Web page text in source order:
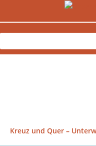
Kreuz und Quer –